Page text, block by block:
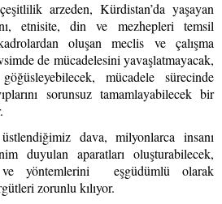
arzeden, Kürdistan’da yaşayan
etnisite, din ve mezhepleri temsil
oluşan meclis ve çalışma
de mücadelesini yavaşlatmayacak,
göğüsleyebilecek, mücadele sürecinde
sorunsuz tamamlayabilecek bir
üstlendiğimiz dava, milyonlarca insanı
duyulan aparatları oluşturabilecek,
yöntemlerini
eşgüdümlü olarak
zorunlu kılıyor.